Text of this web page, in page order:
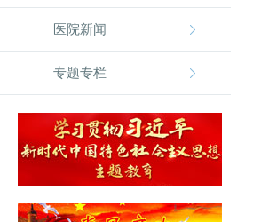
医院新闻
专题专栏